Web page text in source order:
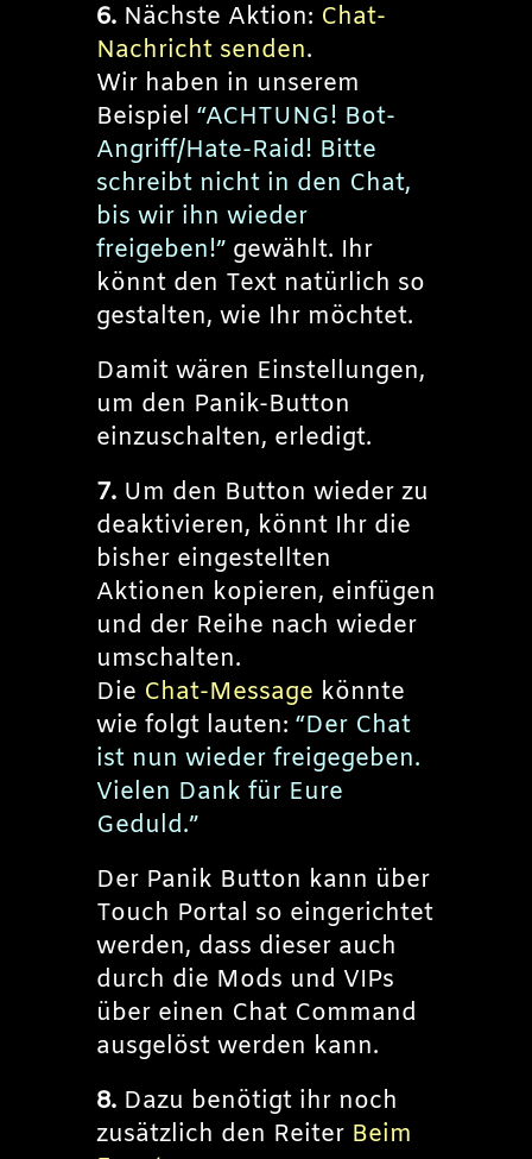
6.Nächste Aktion: Chat-
Nachricht senden.
Wir haben in unserem
Beispiel “ACHTUNG! Bot-
Angriff/Hate-Raid! Bitte
schreibt nicht in den Chat,
bis wir ihn wieder
freigeben!”gewählt. Ihr
könnt den Text natürlich so
gestalten, wie Ihr möchtet.
Damit wären Einstellungen,
um den Panik-Button
einzuschalten, erledigt.
7.Um den Button wieder zu
deaktivieren, könnt Ihr die
bisher eingestellten
Aktionen kopieren, einfügen
und der Reihe nach wieder
umschalten.
Die Chat-Message könnte
wie folgt lauten: “Der Chat
ist nun wieder freigegeben.
Vielen Dank für Eure
Geduld.”
Der Panik Button kann über
Touch Portal so eingerichtet
werden, dass dieser auch
durch die Mods und VIPs
über einen Chat Command
ausgelöst werden kann.
8.Dazu benötigt ihr noch
zusätzlich den Reiter Beim